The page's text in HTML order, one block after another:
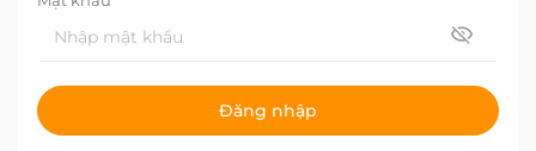
Đăng nhập